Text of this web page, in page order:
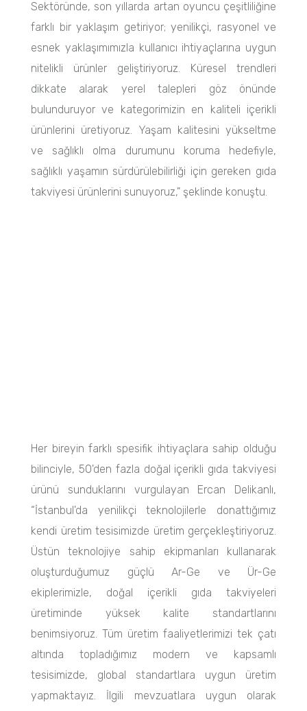
Sektöründe, son yıllarda artan oyuncu çeşitliliğine
farklı bir yaklaşım getiriyor; yenilikçi, rasyonel ve
esnek yaklaşımımızla kullanıcı ihtiyaçlarına uygun
nitelikli ürünler geliştiriyoruz. Küresel trendleri
dikkate alarak yerel talepleri göz önünde
bulunduruyor ve kategorimizin en kaliteli içerikli
ürünlerini üretiyoruz. Yaşam kalitesini yükseltme
ve sağlıklı olma durumunu koruma hedefiyle,
sağlıklı yaşamın sürdürülebilirliği için gereken gıda
takviyesi ürünlerini sunuyoruz," şeklinde konuştu.
Her bireyin farklı spesifik ihtiyaçlara sahip olduğu
bilinciyle, 50'den fazla doğal içerikli gıda takviyesi
ürünü sunduklarını vurgulayan Ercan Delikanlı,
“İstanbul'da yenilikçi teknolojilerle donattığımız
kendi üretim tesisimizde üretim gerçekleştiriyoruz.
Üstün teknolojiye sahip ekipmanları kullanarak
oluşturduğumuz güçlü Ar-Ge ve Ür-Ge
ekiplerimizle, doğal içerikli gıda takviyeleri
üretiminde yüksek kalite standartlarını
benimsiyoruz. Tüm üretim faaliyetlerimizi tek çatı
altında topladığımız modern ve kapsamlı
tesisimizde, global standartlara uygun üretim
yapmaktayız. İlgili mevzuatlara uygun olarak